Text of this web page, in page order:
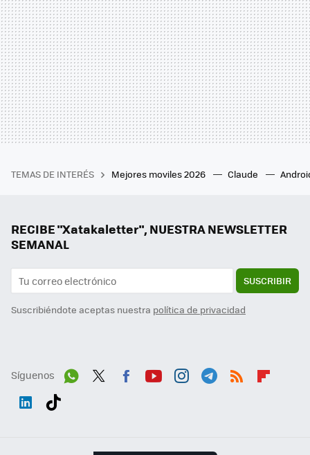
TEMAS DE INTERÉS Mejores moviles 2026 Claude
RECIBE "Xatakaletter", NUESTRA NEWSLETTER
SEMANAL
SUSCRIBIR
Suscribiéndote aceptas nuestra política de privacidad
Síguenos